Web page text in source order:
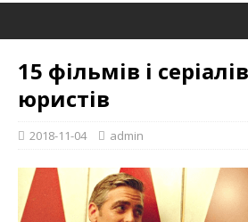
15 фільмів і
юристів
2018-11-04 admin